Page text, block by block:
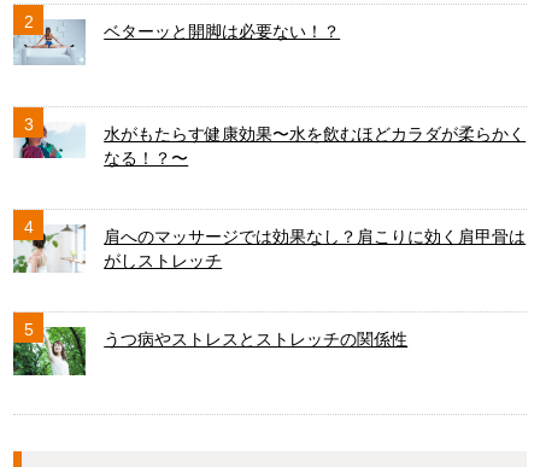
2 ベターッと開脚は必要ない！？
3
水がもたらす健康効果〜水を飲むほどカラダが柔らかく
なる！？〜
4
肩へのマッサージでは効果なし？肩こりに効く肩甲骨は
がしストレッチ
5 うつ病やストレスとストレッチの関係性